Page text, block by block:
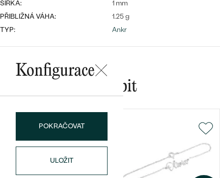
Bestsellery
ŠÍŘKA:
1 mm
PŘIBLIŽNÁ VÁHA:
1.25 g
TYP:
Ankr
Konfigurace
POKRAČOVAT
ULOŽIT
Mohlo by se vám líbit